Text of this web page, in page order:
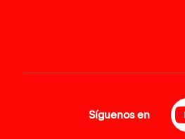
Síguenos en